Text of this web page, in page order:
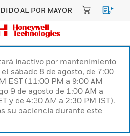
AL POR MAYOR
inactivo por mantenimiento
sábado 8 de agosto, de 7:00
EST (11:00 PM a 9:00 AM
9 de agosto de 1:00 AM a
y de 4:30 AM a 2:30 PM IST).
su paciencia durante este